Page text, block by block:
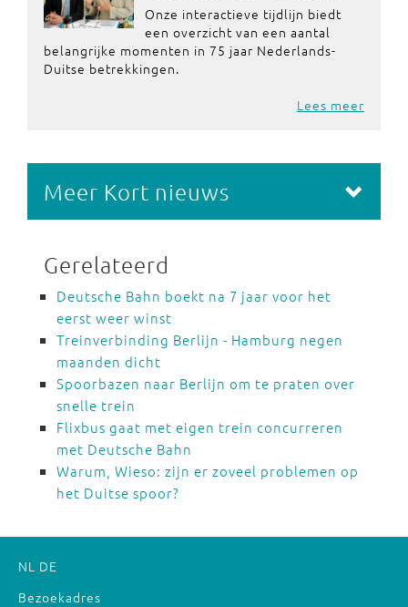
Onze interactieve tijdlijn biedt
een overzicht van een aantal
belangrijke momenten in 75 jaar Nederlands-
Duitse betrekkingen.
Lees meer
Meer Kort nieuws
Gerelateerd
Deutsche Bahn boekt na 7 jaar voor het
eerst weer winst
Treinverbinding Berlijn - Hamburg negen
maanden dicht
Spoorbazen naar Berlijn om te praten over
snelle trein
Flixbus gaat met eigen trein concurreren
met Deutsche Bahn
Warum, Wieso: zijn er zoveel problemen op
het Duitse spoor?
NL DE
Bezoekadres